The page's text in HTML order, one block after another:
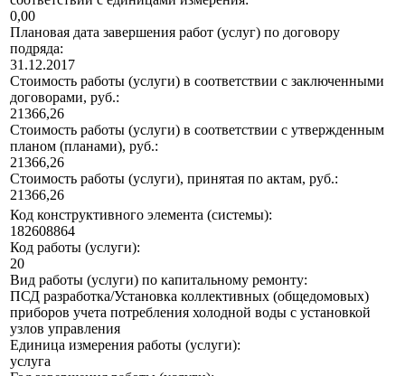
0,00
Плановая дата завершения работ (услуг) по договору
подряда:
31.12.2017
Стоимость работы (услуги) в соответствии с заключенными
договорами, руб.:
21366,26
Стоимость работы (услуги) в соответствии с утвержденным
планом (планами), руб.:
21366,26
Стоимость работы (услуги), принятая по актам, руб.:
21366,26
Код конструктивного элемента (системы):
182608864
Код работы (услуги):
20
Вид работы (услуги) по капитальному ремонту:
ПСД разработка/Установка коллективных (общедомовых)
приборов учета потребления холодной воды с установкой
узлов управления
Единица измерения работы (услуги):
услуга